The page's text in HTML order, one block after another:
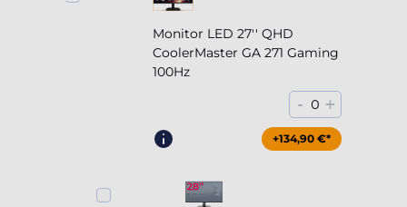
Monitor LED 27'' QHD
CoolerMaster GA 271 Gaming
100Hz
- 0 +
+204,90 €*
+134,90 €*